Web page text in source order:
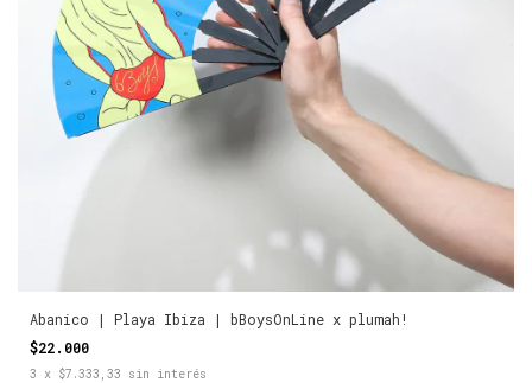
Abanico | Playa Ibiza | bBoysOnLine x plumah!
$22.000
3 x $7.333,33 sin interés